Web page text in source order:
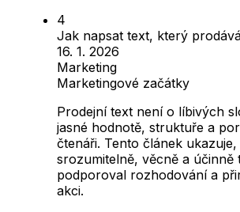
Jak napsat text, který
16. 1. 2026
Marketing
Marketingové začátky
Prodejní text není o líbivých
jasné hodnotě, struktuře a
čtenáři. Tento článek ukazuje,
srozumitelně, věcně a účinně
podporoval rozhodování a
akci.